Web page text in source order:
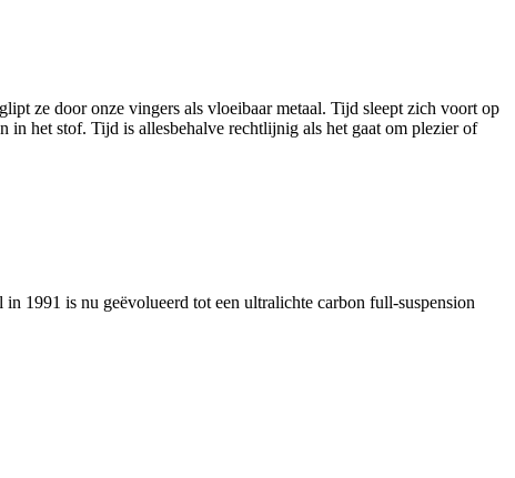
ze door onze vingers als vloeibaar metaal. Tijd sleept zich voort op
het stof. Tijd is allesbehalve rechtlijnig als het gaat om plezier of
1991 is nu geëvolueerd tot een ultralichte carbon full-suspension